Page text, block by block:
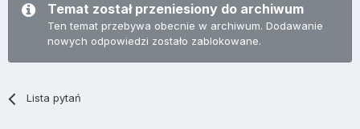
Temat został przeniesiony do archiwum
Ten temat przebywa obecnie w archiwum. Dodawanie
nowych odpowiedzi zostało zablokowane.
Lista pytań